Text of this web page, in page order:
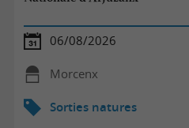
06/08/2026
Morcenx
Sorties natures